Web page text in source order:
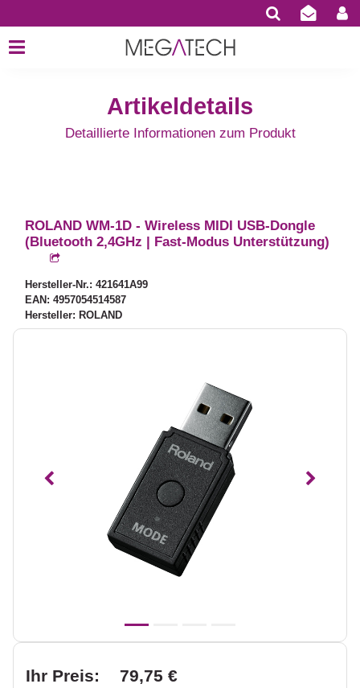
Artikeldetails
Detaillierte Informationen zum Produkt
ROLAND WM-1D - Wireless MIDI USB-Dongle
(Bluetooth 2,4GHz | Fast-Modus Unterstützung)
Hersteller-Nr.: 421641A99
EAN: 4957054514587
Hersteller: ROLAND
Vorheriges
Ihr Preis: 79,75 €